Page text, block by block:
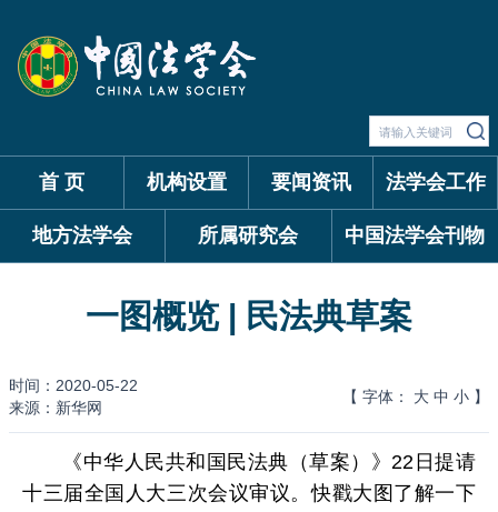
首 页 机构设置 要闻资讯 法学会工作
地方法学会 所属研究会 中国法学会刊物
一图概览 | 民法典草案
时间：2020-05-22
来源：新华网
【 字体： 大 中 小 】
《中华人民共和国民法典（草案）》22日提请
十三届全国人大三次会议审议。快戳大图了解一下